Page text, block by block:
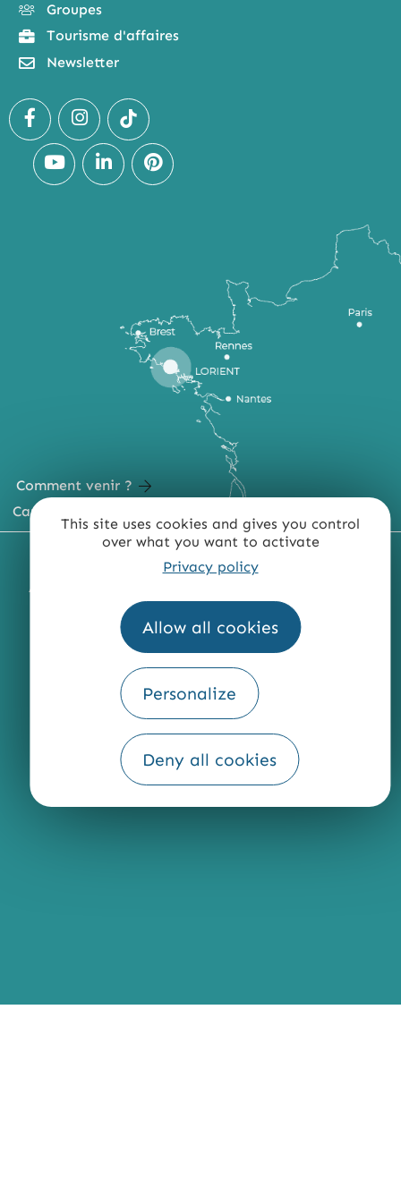
This site uses cookies and gives you control
over what you want to activate
Privacy policy
Allow all cookies
Personalize
Deny all cookies
Groupes
Tourisme d'affaires
Newsletter
Comment venir ?
Carte du territoire
ACCESSIBILITÉ : NON CONFORME
QUI SOMMES-NOUS ?
Fourni par
Traduction